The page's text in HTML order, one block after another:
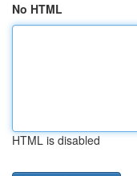
No HTML
HTML is disabled